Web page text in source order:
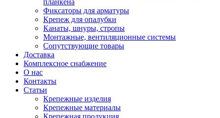
планкена
Фиксаторы для арматуры
Крепеж для опалубки
Канаты, шнуры, стропы
Монтажные, вентиляционные системы
Сопутствующие товары
Доставка
Комплексное снабжение
О нас
Контакты
Статьи
Крепежные изделия
Крепежные материалы
Крепежная продукция